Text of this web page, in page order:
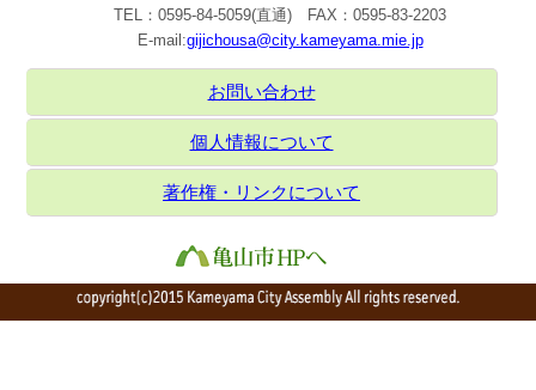
TEL：0595-84-5059(直通) FAX：0595-83-2203
E-mail:gijichousa@city.kameyama.mie.jp
お問い合わせ
個人情報について
著作権・リンクについて